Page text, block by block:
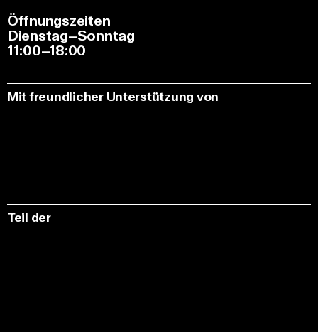
Öffnungszeiten
Dienstag–Sonntag
11:00–18:00
Mit freundlicher Unterstützung von
Teil der